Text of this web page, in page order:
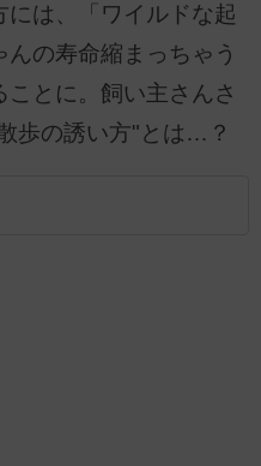
は、「ワイルドな起
の寿命縮まっちゃう
とに。飼い主さんさ
歩の誘い方"とは…？